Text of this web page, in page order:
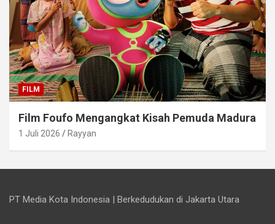
FILM
Film Foufo Mengangkat Kisah Pemuda Madura
1 Juli 2026 Rayyan
PT Media Kota Indonesia | Berkedudukan di Jakarta Utara